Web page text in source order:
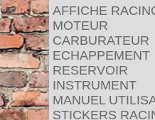
AFFICHE
MOTEUR
CARBURATEUR
ECHAPPEMENT
RESERVOIR
INSTRUMENT
MANUEL
STICKERS